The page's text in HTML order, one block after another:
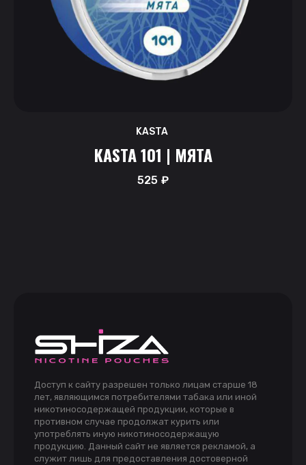
KASTA
KASTA 101 | МЯТА
525₽
Доступ к сайту разрешен только лицам старше 18
лет, являющимся потребителями табака или иной
никотиносодержащей продукции, которые в
противном случае продолжат курить или
употреблять иную никотиносодержащую
продукцию. Данный сайт не является рекламой, а
служит лишь для предоставления достоверной